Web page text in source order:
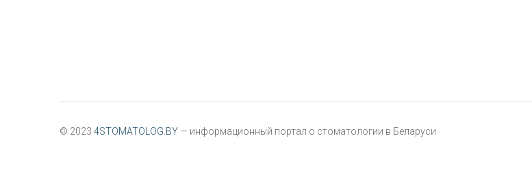
© 2023 4STOMATOLOG.BY — информационный портал о стоматологии в Беларуси